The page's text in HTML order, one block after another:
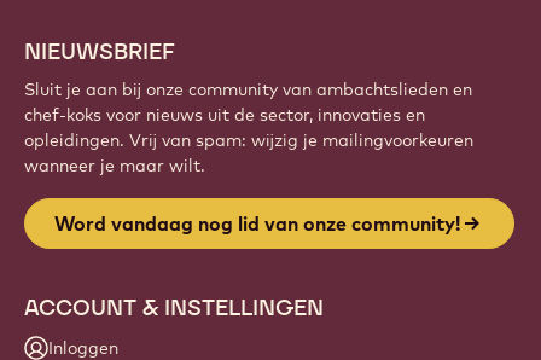
NIEUWSBRIEF
Sluit je aan bij onze community van ambachtslieden en
chef-koks voor nieuws uit de sector, innovaties en
opleidingen. Vrij van spam: wijzig je mailingvoorkeuren
wanneer je maar wilt.
Word vandaag nog lid van onze community!
ACCOUNT & INSTELLINGEN
Inloggen